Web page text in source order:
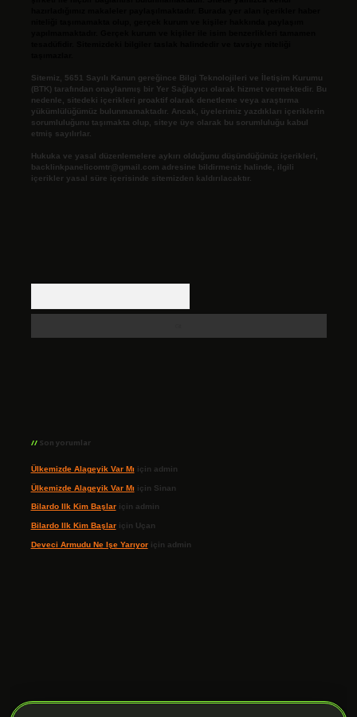
Sitemiz, 5651 Sayılı Kanun gereğince Bilgi Teknolojileri ve İletişim Kurumu
(BTK) tarafından onaylanmış bir Yer Sağlayıcı olarak hizmet vermektedir. Bu
nedenle, sitedeki içerikleri proaktif olarak denetleme veya araştırma
yükümlülüğümüz bulunmamaktadır. Ancak, üyelerimiz yazdıkları içeriklerin
sorumluluğunu taşımakta olup, siteye üye olarak bu sorumluluğu kabul
etmiş sayılırlar.
Hukuka ve yasal düzenlemelere aykırı olduğunu düşündüğünüz içerikleri,
backlinkpanelicomtr@gmail.com adresine bildirmeniz halinde, ilgili
içerikler yasal süre içerisinde sitemizden kaldırılacaktır.
Son yorumlar
Ülkemizde Alageyik Var Mı için admin
Ülkemizde Alageyik Var Mı için Sinan
Bilardo Ilk Kim Başlariçin admin
Bilardo Ilk Kim Başlariçin Uçan
Deveci Armudu Ne Işe Yarıyoriçin admin